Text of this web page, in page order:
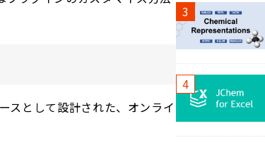
スとして設計された、オンライ